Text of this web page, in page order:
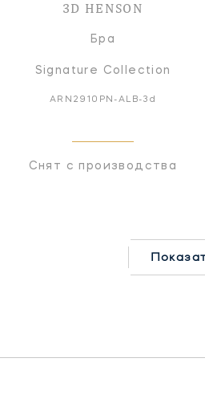
3D HENSON
Бра
Signature Collection
ARN2910PN-ALB-3d
Снят с производства